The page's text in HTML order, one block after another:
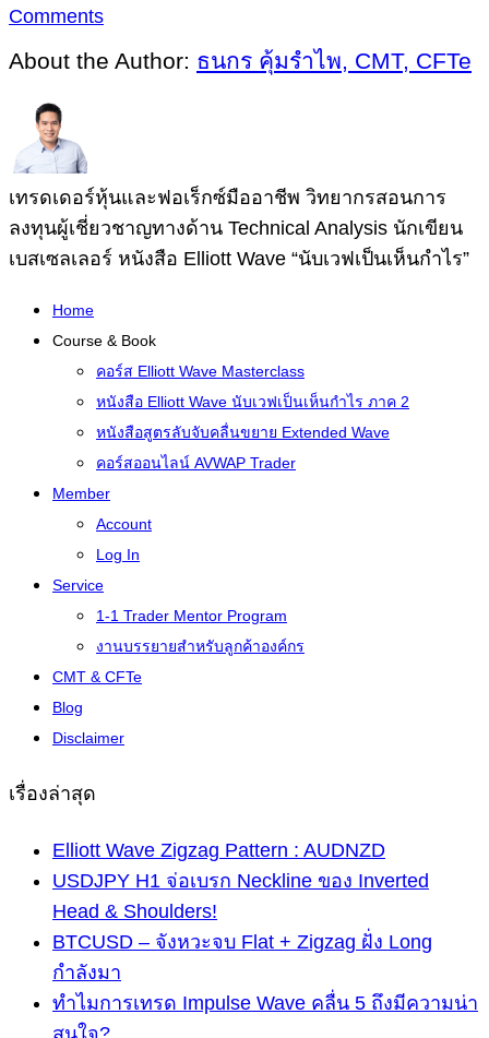
Comments
About the Author: ธนกร คุ้มรำไพ, CMT, CFTe
เทรดเดอร์หุ้นและฟอเร็กซ์มืออาชีพ วิทยากรสอนการ
ลงทุนผู้เชี่ยวชาญทางด้าน Technical Analysis นักเขียน
เบสเซลเลอร์ หนังสือ Elliott Wave “นับเวฟเป็นเห็นกำไร”
Home
Course & Book
คอร์ส Elliott Wave Masterclass
หนังสือ Elliott Wave นับเวฟเป็นเห็นกำไร ภาค 2
หนังสือสูตรลับจับคลื่นขยาย Extended Wave
คอร์สออนไลน์ AVWAP Trader
Member
Account
Log In
Service
1-1 Trader Mentor Program
งานบรรยายสำหรับลูกค้าองค์กร
CMT & CFTe
Blog
Disclaimer
เรื่องล่าสุด
Elliott Wave Zigzag Pattern : AUDNZD
USDJPY H1 จ่อเบรก Neckline ของ Inverted
Head & Shoulders!
BTCUSD – จังหวะจบ Flat + Zigzag ฝั่ง Long
กำลังมา
ทำไมการเทรด Impulse Wave คลื่น 5 ถึงมีความน่า
สนใจ?